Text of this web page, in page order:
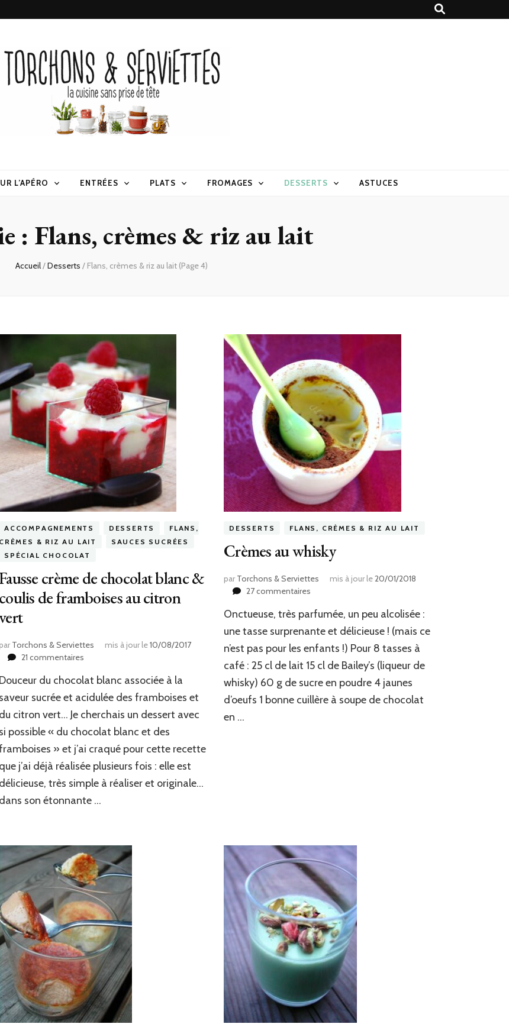
L’APÉRO ENTRÉES PLATS FROMAGES DESSERTS ASTUCES
: Flans, crèmes & riz au lait
Accueil/Desserts / Flans, crèmes & riz au lait (Page 4)
ACCOMPAGNEMENTS DESSERTS
FLANS,
CRÈMES & RIZ AU LAIT
SAUCES SUCRÉES
SPÉCIAL CHOCOLAT
crème de chocolat blanc &
coulis de framboises au citron
Torchons & Serviettes mis à jour le10/08/2017
21 commentairessur
crème
de
blanc
&
coulis
de
framboises
au
vert
Douceur du chocolat blanc associée à la
saveur sucrée et acidulée des framboises et
du citron vert… Je cherchais un dessert avec
si possible « du chocolat blanc et des
» et j’ai craqué pour cette recette
que j’ai déjà réalisée plusieurs fois : elle est
délicieuse, très simple à réaliser et originale…
dans son étonnante …
DESSERTS FLANS, CRÈMES & RIZ AU LAIT
Crèmes au whisky
par Torchons & Serviettes mis à jour le20/01/2018
27 commentairessur
au
whisky
Onctueuse, très parfumée, un peu alcolisée :
une tasse surprenante et délicieuse ! (mais ce
n’est pas pour les enfants !) Pour 8 tasses à
café : 25 cl de lait 15 cl de Bailey’s (liqueur de
whisky) 60 g de sucre en poudre 4 jaunes
d’oeufs 1 bonne cuillère à soupe de chocolat
en …